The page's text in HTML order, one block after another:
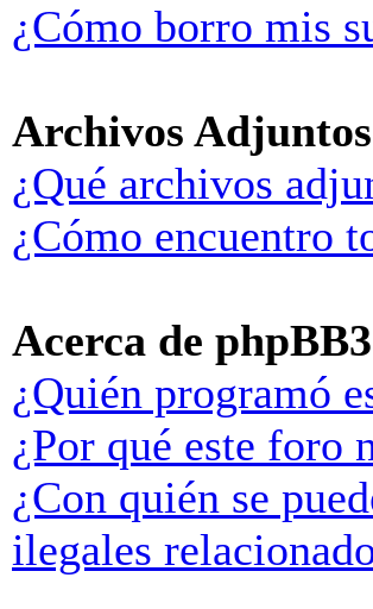
¿Cómo borro mis
Archivos Adjuntos
¿Qué archivos
¿Cómo encuentro
Acerca de phpBB3
¿Quién programó
¿Por qué este foro
¿Con quién se
ilegales